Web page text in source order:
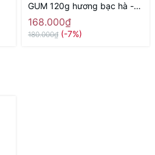
GUM 120g hương bạc hà -
Hàng Nhật nội địa
168.000₫
180.000₫ (-7%)